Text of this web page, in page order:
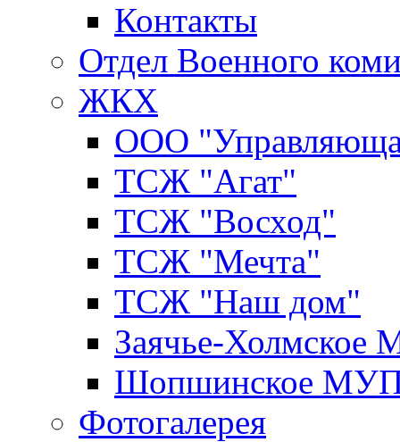
Контакты
Отдел Военного
ЖКХ
ООО
ТСЖ "Агат"
ТСЖ "Восход"
ТСЖ "Мечта"
ТСЖ "Наш дом"
Заячье-
Шопшинское
Фотогалерея